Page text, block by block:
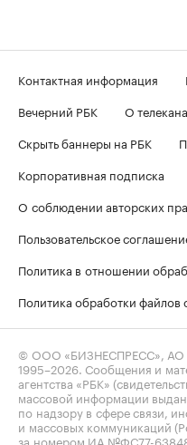
Контактная информация
Вечерний РБК
О
Скрыть баннеры на РБК
Корпоративная подписка
О соблюдении авторских
Пользовательское
Политика в отношении
Политика обработки файлов
© ООО «БИЗНЕСПРЕСС», АО
1995–2026 . Сообщения и
агентства «РБК»
массовой информации
по надзору в сфере связи,
и массовых коммуникаций
за номером ИА №ФС77-